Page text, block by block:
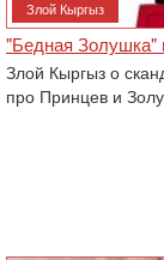
Злой Кыргыз
"Бедная Золушка"
Злой Кыргыз о
про Принцев и